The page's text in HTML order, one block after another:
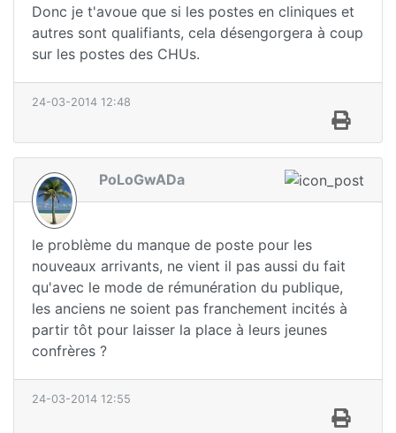
Donc je t'avoue que si les postes en cliniques et
autres sont qualifiants, cela désengorgera à coup
sur les postes des CHUs.
24-03-2014 12:48
PoLoGwADa
le problème du manque de poste pour les
nouveaux arrivants, ne vient il pas aussi du fait
qu'avec le mode de rémunération du publique,
les anciens ne soient pas franchement incités à
partir tôt pour laisser la place à leurs jeunes
confrères ?
24-03-2014 12:55